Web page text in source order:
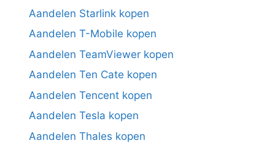
Aandelen Starlink kopen
Aandelen T-Mobile kopen
Aandelen TeamViewer kopen
Aandelen Ten Cate kopen
Aandelen Tencent kopen
Aandelen Tesla kopen
Aandelen Thales kopen